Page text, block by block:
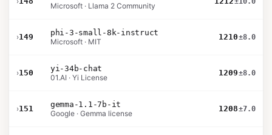
Microsoft · Llama 2 Community
›149
phi-3-small-8k-instruct
Microsoft · MIT
1210±8.0
›150
yi-34b-chat
01.AI · Yi License
1209±8.0
›151
gemma-1.1-7b-it
Google · Gemma license
1208±7.0